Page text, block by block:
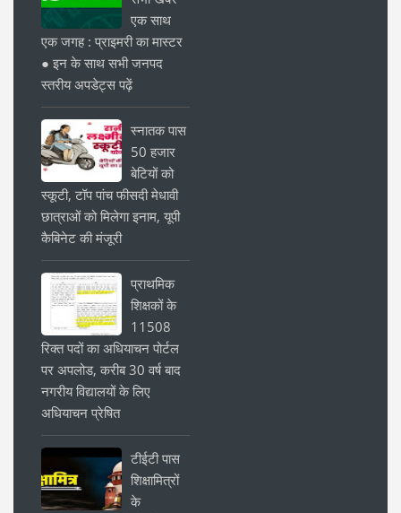
एक साथ
एक जगह : प्राइमरी का मास्टर
● इन के साथ सभी जनपद
स्तरीय अपडेट्स पढ़ें
स्नातक पास
50 हजार
बेटियों को
स्कूटी, टॉप पांच फीसदी मेधावी
छात्राओं को मिलेगा इनाम, यूपी
कैबिनेट की मंजूरी
प्राथमिक
शिक्षकों के
11508
रिक्त पदों का अधियाचन पोर्टल
पर अपलोड, करीब 30 वर्ष बाद
नगरीय विद्यालयों के लिए
अधियाचन प्रेषित
टीईटी पास
शिक्षामित्रों
के